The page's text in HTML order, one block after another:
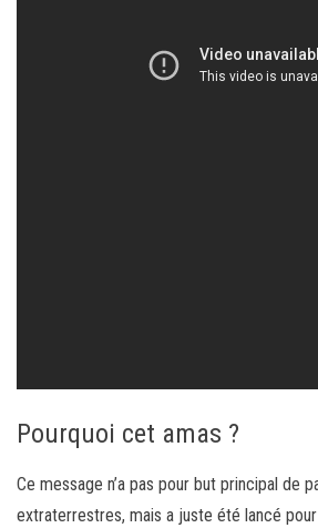
Pourquoi cet amas ?
Ce message n’a pas pour but principal de
extraterrestres, mais a juste été lancé